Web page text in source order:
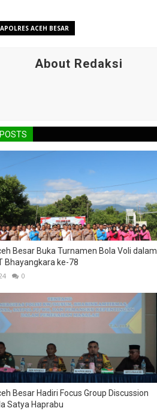
ACEH BESAR
About Redaksi
Besar Buka Turnamen Bola Voli dalam
Bhayangkara ke-78
0
Besar Hadiri Focus Group Discussion
Satya Haprabu